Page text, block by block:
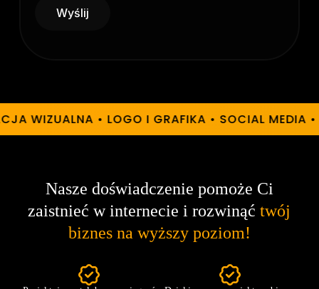
Wyślij
WIZUALNA • LOGO I GRAFIKA • SOCIAL
Nasze doświadczenie pomoże Ci
zaistnieć w internecie i rozwinąćtwój
biznes na wyższy poziom!